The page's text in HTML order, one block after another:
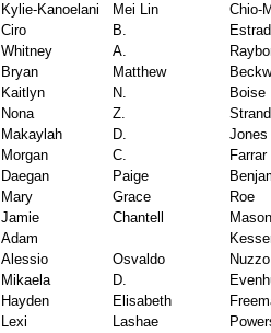
Kylie-Kanoelani Mei Lin
Chio-
Ciro B.
Whitney A.
Bryan Matthew
Kaitlyn N.
Boise
Nona Z.
Strand
Makaylah D.
Jones
Morgan C.
Farrar
Daegan Paige
Mary Grace
Roe
Jamie Chantell
Mason
Adam
Alessio Osvaldo
Nuzzo
Mikaela D.
Hayden Elisabeth
Lexi Lashae